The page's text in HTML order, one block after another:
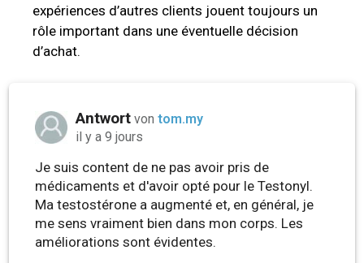
expériences d’autres clients jouent toujours un
rôle important dans une éventuelle décision
d’achat.
Antwort von tom.my
il y a 9 jours
Je suis content de ne pas avoir pris de
médicaments et d'avoir opté pour le Testonyl.
Ma testostérone a augmenté et, en général, je
me sens vraiment bien dans mon corps. Les
améliorations sont évidentes.